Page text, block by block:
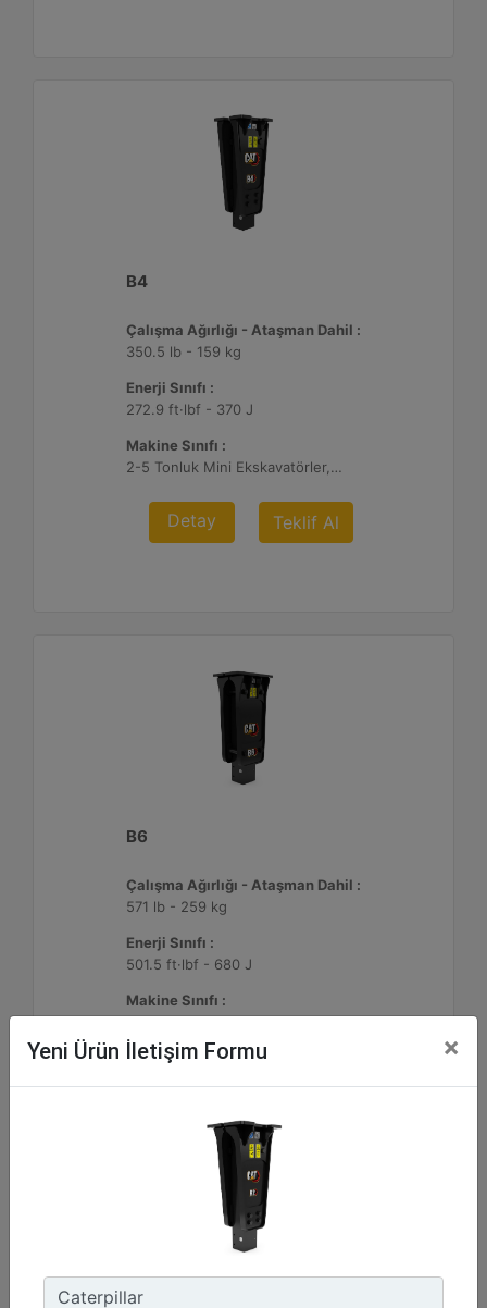
B4
Çalışma Ağırlığı - Ataşman Dahil :
350.5 lb - 159 kg
Enerji Sınıfı :
272.9 ft·lbf - 370 J
Makine Sınıfı :
2-5 Tonluk Mini Ekskavatörler, 216-299 Mikro Yükleyici/Kompakt Paletli Yükleyiciler
Detay Teklif Al
B6
Çalışma Ağırlığı - Ataşman Dahil :
571 lb - 259 kg
Enerji Sınıfı :
501.5 ft·lbf - 680 J
Makine Sınıfı :
4-9 Tonluk Mini Ekskavatörler, 216-299 Mikro Yükleyici/Kompakt Paletli Yükleyiciler, 415-444 Kazıcı Yükleyiciler
Yeni Ürün İletişim Formu ×